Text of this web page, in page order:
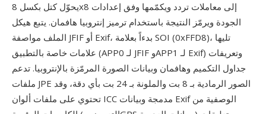
يحوّل كتل بكسل 8x8 إلى معاملات تردد ويكمّمها وفق إعدادات
الجودة ويرمّز النتيجة باستخدام ترميز إنتروبيا هافمان. يتبع هيكل
الملف مواصفة JFIF أو Exif، بدءاً بعلامة SOI (0xFFD8)، تليها
علامات خاصة بالتطبيق (APP0 لـ JFIF وAPP1 لـ Exif) وتعريفات
جداول التكميم وهافمان وبيانات الصورة المرمّزة بالإنتروبيا. تدعم
ملفات JPE الصور الرمادية بـ 8 بت والملونة بـ 24 بت بأي دقة، وقد
تحتوي على ملفات ألوان ICC مدمجة وبيانات Exif الوصفية من